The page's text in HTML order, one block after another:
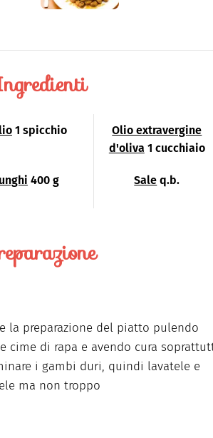
1 spicchio
Olio extravergine
d'oliva 1 cucchiaio
400 g Sale q.b.
la preparazione del piatto pulendo
cime di rapa e avendo cura
i gambi duri, quindi lavatele e
ma non troppo